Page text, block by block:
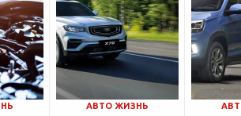
АВТО ЖИЗНЬ